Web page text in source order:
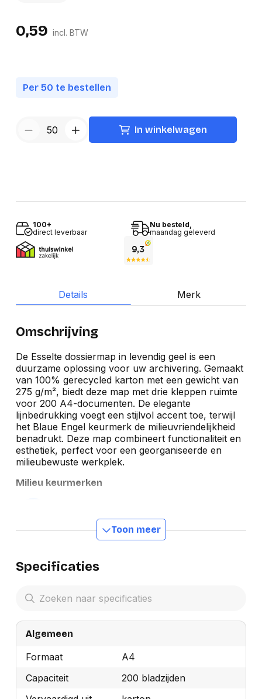
0,59 incl. BTW
Per 50 te bestellen
In winkelwagen
100+
direct leverbaar
Nu besteld,
maandag geleverd
Details Merk
Omschrijving
De Esselte dossiermap in levendig geel is een
duurzame oplossing voor uw archivering. Gemaakt
van 100% gerecycled karton met een gewicht van
275 g/m², biedt deze map met drie kleppen ruimte
voor 200 A4-documenten. De elegante
lijnbedrukking voegt een stijlvol accent toe, terwijl
het Blaue Engel keurmerk de milieuvriendelijkheid
benadrukt. Deze map combineert functionaliteit en
esthetiek, perfect voor een georganiseerde en
milieubewuste werkplek.
Milieu keurmerken
Toon meer
Specificaties
Algemeen
Formaat
A4
Capaciteit
200 bladzijden